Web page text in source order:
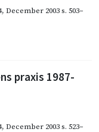
, December 2003s. 503–
praxis 1987-
, December 2003s. 523–